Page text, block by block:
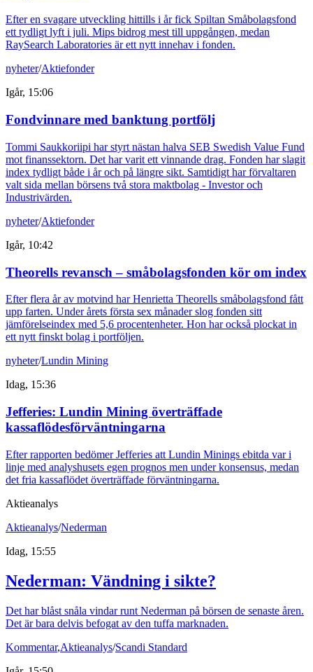
Efter en svagare utveckling hittills i år fick Spiltan Småbolagsfond
ett tydligt lyft i juli. Mips bidrog mest till uppgången, medan
RaySearch Laboratories är ett nytt innehav i fonden.
nyheter/Aktiefonder
Igår, 15:06
Fondvinnare med banktung portfölj
Tommi Saukkoriipi har styrt nästan halva SEB Swedish Value Fund
mot finanssektorn. Det har varit ett vinnande drag. Fonden har slagit
index tydligt både i år och på längre sikt. Samtidigt har förvaltaren
valt sida mellan börsens två stora maktbolag - Investor och
Industrivärden.
nyheter/Aktiefonder
Igår, 10:42
Theorells revansch – småbolagsfonden kör om index
Efter flera år av motvind har Henrietta Theorells småbolagsfond fått
upp farten. Under årets första sex månader slog fonden sitt
jämförelseindex med 5,6 procentenheter. Hon har också plockat in
ett nytt finskt bolag i portföljen.
nyheter/Lundin Mining
Idag, 15:36
Jefferies: Lundin Mining överträffade
kassaflödesförväntningarna
Efter rapporten bedömer Jefferies att Lundin Minings ebitda var i
linje med analyshusets egen prognos men under konsensus, medan
det fria kassaflödet överträffade förväntningarna.
Aktieanalys
Aktieanalys/Nederman
Idag, 15:55
Nederman: Vändning i sikte?
Det har blåst snåla vindar runt Nederman på börsen de senaste åren.
Det är bara delvis befogat av den tuffa marknaden.
Kommentar,Aktieanalys/Scandi Standard